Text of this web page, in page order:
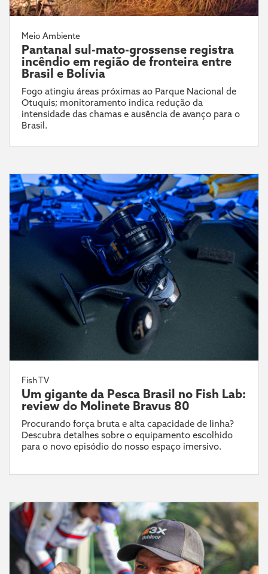
Meio Ambiente
Pantanal sul-mato-grossense registra
incêndio em região de fronteira entre
Brasil e Bolívia
Fogo atingiu áreas próximas ao Parque Nacional de
Otuquis; monitoramento indica redução da
intensidade das chamas e ausência de avanço para o
Brasil.
Fish TV
Um gigante da Pesca Brasil no Fish Lab:
review do Molinete Bravus 80
Procurando força bruta e alta capacidade de linha?
Descubra detalhes sobre o equipamento escolhido
para o novo episódio do nosso espaço imersivo.